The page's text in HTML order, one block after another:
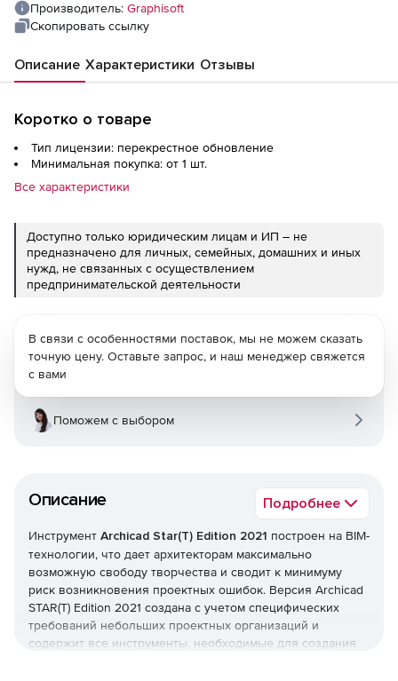
Производитель: Graphisoft
Скопировать ссылку
Описание Характеристики Отзывы
Коротко о товаре
Тип лицензии: перекрестное обновление
Минимальная покупка: от 1 шт.
Все характеристики
Доступно только юридическим лицам и ИП – не
предназначено для личных, семейных, домашних и иных
нужд, не связанных с осуществлением
предпринимательской деятельности
Описание Подробнее
Инструмент Archicad Star(T) Edition 2021 построен на BIM-
технологии, что дает архитекторам максимально
возможную свободу творчества и сводит к минимуму
риск возникновения проектных ошибок. Версия Archicad
STAR(T) Edition 2021 создана с учетом специфических
требований небольших проектных организаций и
содержит все инструменты, необходимые для создания
В связи с особенностями поставок, мы не можем сказать
точную цену. Оставьте запрос, и наш менеджер свяжется
с вами
Поможем с выбором